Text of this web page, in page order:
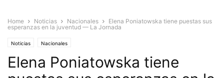
Home Noticias Nacionales
Elena Poniatowska tiene puestas sus
esperanzas en la juventud — La Jornada
Noticias Nacionales
Elena Poniatowska tiene